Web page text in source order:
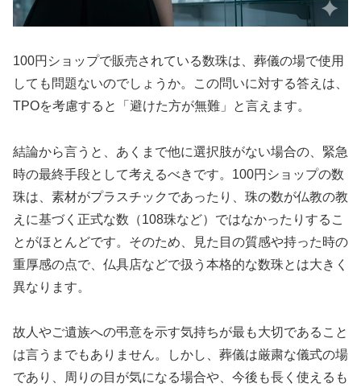
100円ショップで販売されている数珠は、葬儀の場で使用
しても問題ないのでしょうか。この問いに対する答えは、
TPOを考慮すると「避けた方が無難」と言えます。
結論から言うと、あくまで他に選択肢がない場合の、緊急
時の最終手段として考えるべきです。100円ショップの数
珠は、素材がプラスチックであったり、珠の数が仏教の教
えに基づく正式な数（108珠など）ではなかったりするこ
とがほとんどです。そのため、見た目の質感や持った時の
重厚感の点で、仏具店などで扱う本格的な数珠とは大きく
異なります。
故人やご遺族への弔意を示す気持ちが最も大切であること
は言うまでもありません。しかし、葬儀は厳粛な儀式の場
であり、周りの目が気になる場合や、今後も長く使えるも